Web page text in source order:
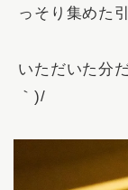
っそり集めた
いただいた分
｀)/